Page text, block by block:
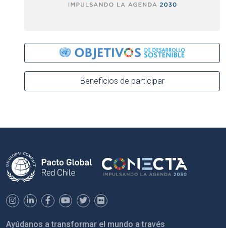
Beneficios de participar
Ayúdanos a transformar el mundo a través